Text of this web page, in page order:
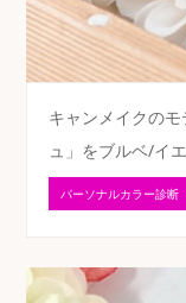
キャンメイクの
ュ」をブルベ/イ
パーソナルカラー診断